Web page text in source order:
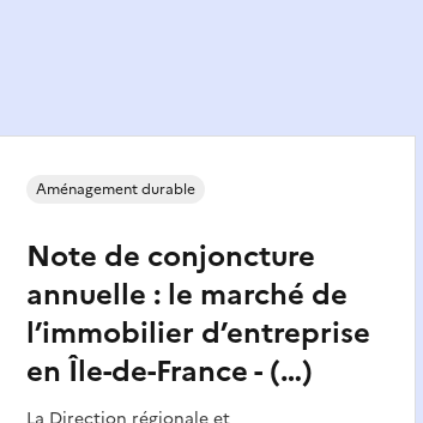
Note de conjoncture
annuelle : le marché de
l’immobilier d’entreprise
en Île-de-France - (…)
Aménagement durable